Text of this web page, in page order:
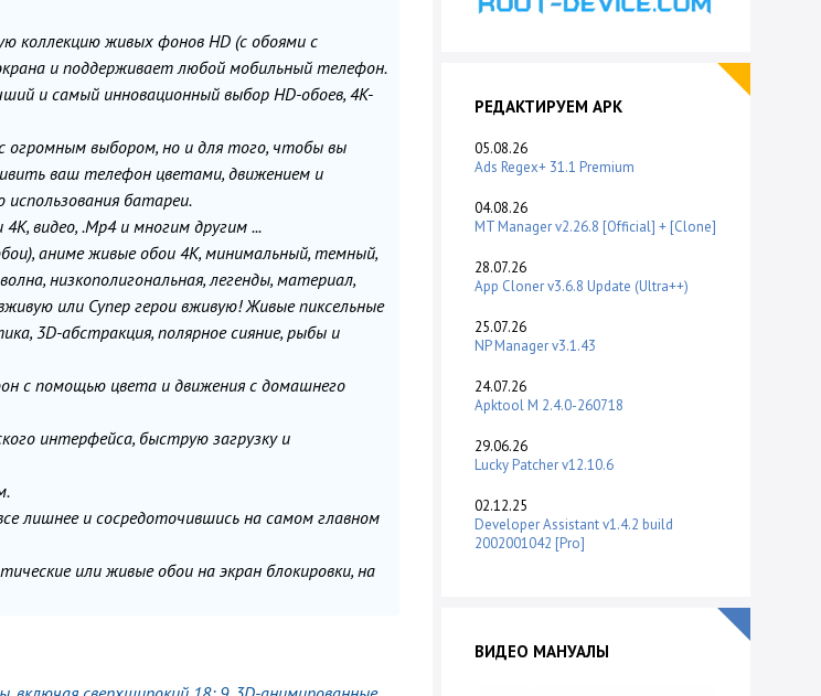
коллекцию живых фонов HD (с обоями с
и поддерживает любой мобильный телефон.
и самый инновационный выбор HD-обоев, 4K-
огромным выбором, но и для того, чтобы вы
ваш телефон цветами, движением и
батареи.
видео, .Mp4 и многим другим ...
аниме живые обои 4K, минимальный, темный,
низкополигональная, легенды, материал,
или Супер герои вживую! Живые пиксельные
3D-абстракция, полярное сияние, рыбы и
с помощью цвета и движения с домашнего
интерфейса, быструю загрузку и
лишнее и сосредоточившись на самом главном
или живые обои на экран блокировки, на
РЕДАКТИРУЕМ APK
05.08.26
Ads Regex+ 31.1 Premium
04.08.26
MT Manager v2.26.8 [Official] + [Clone]
28.07.26
App Cloner v3.6.8 Update (Ultra++)
25.07.26
NP Manager v3.1.43
24.07.26
Apktool M 2.4.0-260718
29.06.26
Lucky Patcher v12.10.6
02.12.25
Developer Assistant v1.4.2 build
2002001042 [Pro]
ВИДЕО МАНУАЛЫ